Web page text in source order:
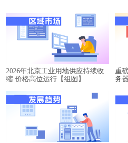
2026年北京工业用地供应持续收
缩 价格高位运行【组图】
重
务